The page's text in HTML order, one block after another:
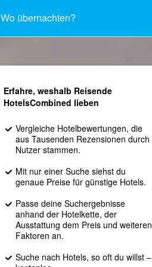
Wo übernachten?
Erfahre, weshalb Reisende
HotelsCombined lieben
Vergleiche Hotelbewertungen, die
aus Tausenden Rezensionen durch
Nutzer stammen.
Mit nur einer Suche siehst du
genaue Preise für günstige Hotels.
Passe deine Suchergebnisse
anhand der Hotelkette, der
Ausstattung dem Preis und weiteren
Faktoren an.
Suche nach Hotels, so oft du willst –